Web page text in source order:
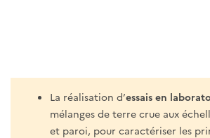
La réalisation d’essais en
mélanges de terre crue aux
et paroi, pour caractériser les